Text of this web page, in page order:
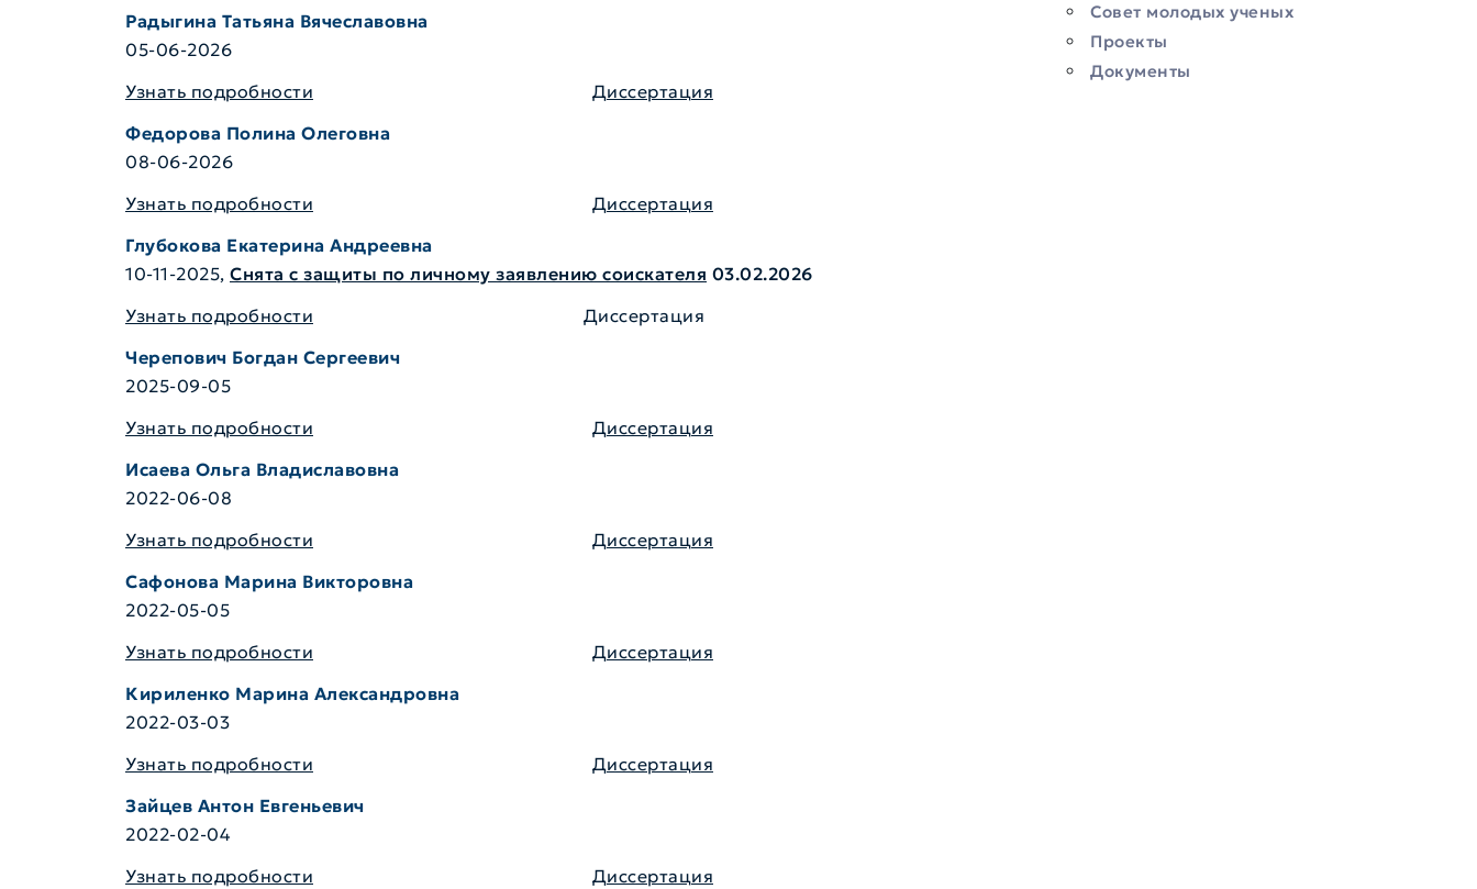
Радыгина Татьяна Вячеславовна
05-06-2026
Узнать подробности
Диссертация
Федорова Полина Олеговна
08-06-2026
Узнать подробности
Диссертация
Глубокова Екатерина Андреевна
10-11-2025, Снята с защиты по личному заявлению соискателя 03.02.2026
Узнать подробности
Диссертация
Черепович Богдан Сергеевич
2025-09-05
Узнать подробности
Диссертация
Исаева Ольга Владиславовна
2022-06-08
Узнать подробности
Диссертация
Сафонова Марина Викторовна
2022-05-05
Узнать подробности
Диссертация
Кириленко Марина Александровна
2022-03-03
Узнать подробности
Диссертация
Зайцев Антон Евгеньевич
2022-02-04
Узнать подробности
Диссертация
Совет молодых ученых
Проекты
Документы